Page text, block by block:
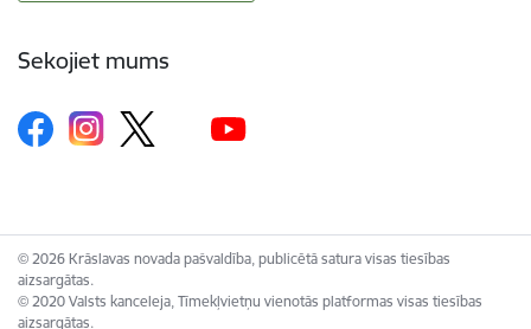
Sekojiet mums
© 2026 Krāslavas novada pašvaldība, publicētā satura visas tiesības
aizsargātas.
© 2020 Valsts kanceleja, Tīmekļvietņu vienotās platformas visas tiesības
aizsargātas.